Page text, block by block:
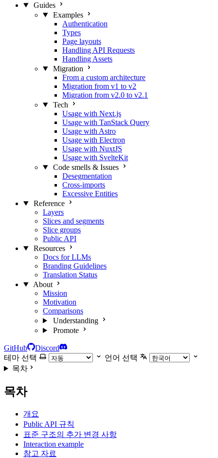
Guides
Examples
Authentication
Types
Page layouts
Handling API Requests
Handling Assets
Migration
From a custom architecture
Migration from v1 to v2
Migration from v2.0 to v2.1
Tech
Usage with Next.js
Usage with TanStack Query
Usage with Astro
Usage with Electron
Usage with NuxtJS
Usage with SvelteKit
Code smells & Issues
Desegmentation
Cross-imports
Excessive Entities
Reference
Layers
Slices and segments
Slice groups
Public API
Resources
Docs for LLMs
Branding Guidelines
Translation Status
About
Mission
Motivation
Comparisons
Understanding
Promote
GitHub
Discord
테마 선택
언어 선택
목차
목차
개요
Public API 규칙
표준 구조의 추가 변경 사항
Interaction example
참고 자료